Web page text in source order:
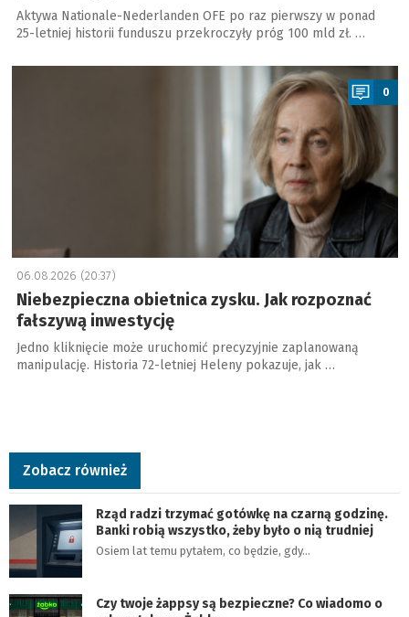
Aktywa Nationale-Nederlanden OFE po raz pierwszy w ponad
25-letniej historii funduszu przekroczyły próg 100 mld zł. …
a
0
06.08.2026 (20:37)
Niebezpieczna obietnica zysku. Jak rozpoznać
fałszywą inwestycję
Jedno kliknięcie może uruchomić precyzyjnie zaplanowaną
manipulację. Historia 72-letniej Heleny pokazuje, jak …
Zobacz również
Rząd radzi trzymać gotówkę na czarną godzinę.
Banki robią wszystko, żeby było o nią trudniej
Osiem lat temu pytałem, co będzie, gdy…
Czy twoje żappsy są bezpieczne? Co wiadomo o